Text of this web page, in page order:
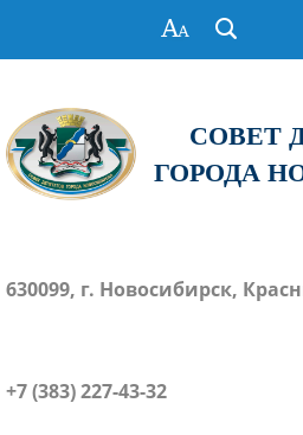
СОВЕТ
ГОРОДА
630099, г. Новосибирск,
+7 (383) 227-43-32